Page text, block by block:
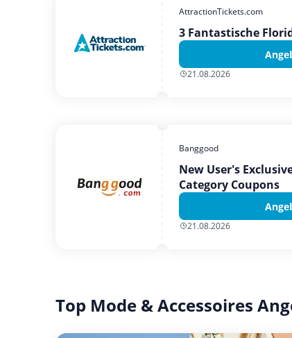
AttractionTickets.com
3 Fantastische
21.08.2026
Banggood
New User's
Category Coupons
21.08.2026
Top Mode & Accessoires